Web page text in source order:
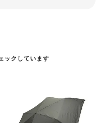
ックしています